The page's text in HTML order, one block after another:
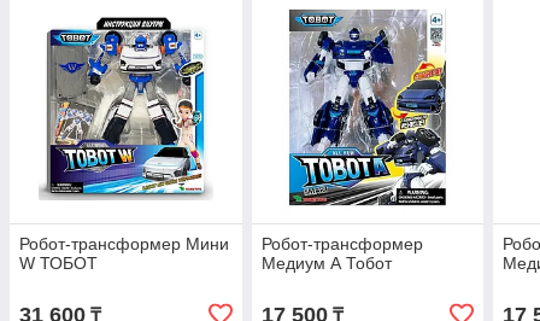
Робот-трансформер Мини
W ТОБОТ
31 600 ₸
Робот-трансформер
Медиум А Тобот
17 500₸ 17